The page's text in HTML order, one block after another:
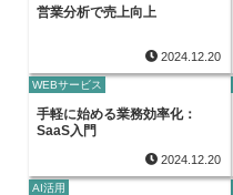
営業分析で売上向上
2024.12.20
WEBサービス
手軽に始める業務効率化：
SaaS入門
2024.12.20
AI活用